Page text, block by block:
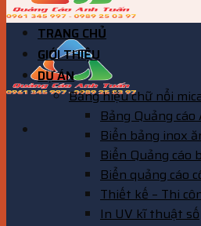
TRANG CHỦ
GIỚI THIỆU
DỰ ÁN
Bảng hiệu chữ nổi
Bảng Quảng
Biển bảng inox
Biển Quảng cáo
Biển quảng cáo
Thiết kế – Thi
In UV kĩ thuật số